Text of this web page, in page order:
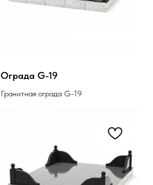
Ограда G-19
Гранитная ограда G-19